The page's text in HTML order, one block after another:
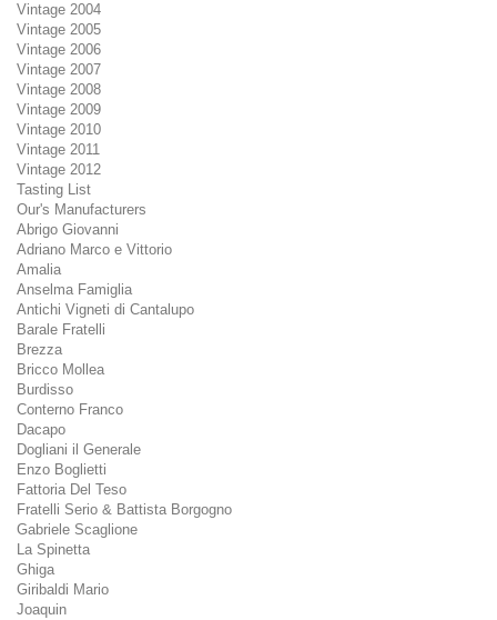
Vintage 2004
Vintage 2005
Vintage 2006
Vintage 2007
Vintage 2008
Vintage 2009
Vintage 2010
Vintage 2011
Vintage 2012
Tasting List
Our's Manufacturers
Abrigo Giovanni
Adriano Marco e Vittorio
Amalia
Anselma Famiglia
Antichi Vigneti di Cantalupo
Barale Fratelli
Brezza
Bricco Mollea
Burdisso
Conterno Franco
Dacapo
Dogliani il Generale
Enzo Boglietti
Fattoria Del Teso
Fratelli Serio & Battista Borgogno
Gabriele Scaglione
La Spinetta
Ghiga
Giribaldi Mario
Joaquin